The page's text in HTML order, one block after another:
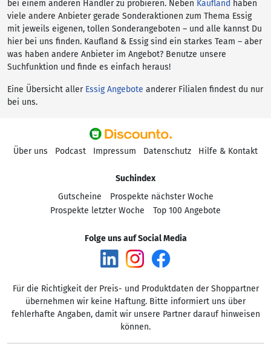
bei einem anderen Händler zu probieren. Neben Kaufland haben
viele andere Anbieter gerade Sonderaktionen zum Thema Essig
mit jeweils eigenen, tollen Sonderangeboten – und alle kannst Du
hier bei uns finden. Kaufland & Essig sind ein starkes Team – aber
was haben andere Anbieter im Angebot? Benutze unsere
Suchfunktion und finde es einfach heraus!
Eine Übersicht aller Essig Angebote anderer Filialen findest du nur
bei uns.
Über uns Podcast Impressum Datenschutz Hilfe & Kontakt
Suchindex
Gutscheine
Prospekte nächster Woche
Prospekte letzter Woche
Top 100 Angebote
Folge uns auf Social Media
Für die Richtigkeit der Preis- und Produktdaten der Shoppartner
übernehmen wir keine Haftung. Bitte informiert uns über
fehlerhafte Angaben, damit wir unsere Partner darauf hinweisen
können.